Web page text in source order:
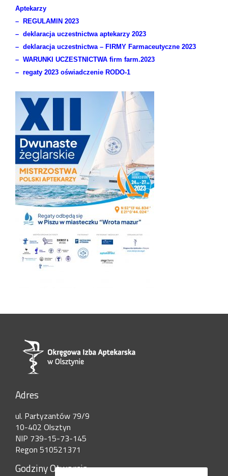
Aptekarzy
–
REGULAMIN 2023
– deklaracja uczestnictwa aptekarzy 2023
– deklaracja uczestnictwa – FIRMY Farmaceutyczne 2023
– WARUNKI UCZESTNICTWA firm farm.2023
– regaty 2023 oświadczenie RODO-1
Adres
ul. Partyzantów 79/9
10-402 Olsztyn
NIP 739-15-73-145
Regon 510521371
Godziny Otwarcia